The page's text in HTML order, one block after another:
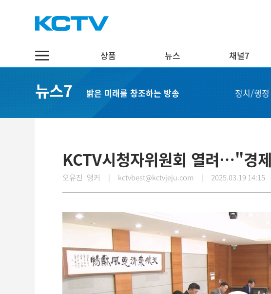
상품 뉴스 채널7
스마트 TV
스마트뷰앱
모바일 결합
정치·행정
영어뉴스
중국어뉴스
기획뉴스
실
뉴스7 밝은 미래를 창조하는 방송 정치/행정
KCTV시청자위원회 열려…"경
오유진 앵커 | kctvbest@kctvjeju.com | 2025.03.19 14:15